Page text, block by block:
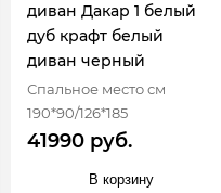
диван Дакар 1 белый
дуб крафт белый
диван черный
Спальное место см
190*90/126*185
41990 руб.
В корзину